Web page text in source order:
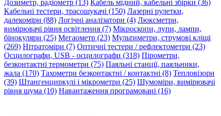
Дозиметр, радіометр (13) Кабель мідний, кабельні збірки (36)
Кабельні тестери, трасошукачі (150) Лазерні рулетки,
далекоміри (88) Логічні аналізатори (4) Люксметри,
вимірювачі рівня освітлення (7) Мікроскопи, лупи, лампи,
бінокуляри (25) Мегаометр (23) Мультиметри, струмові кліщі
(269) Нітратоміри (7) Оптичні тестери / рефлектометри (23)
Осцилографи, USB - осцилографи (318) Пірометри,
безконтактні термометри (75) Паяльні станції, паяльники,
жала (170) Тахометри безконтактні / контактні (8) Тепловізори
(39) Штангенциркулі і мікрометри (25) Шумоміри, вимірювачі
рівня шума (10) Навантаження програмовані (16)